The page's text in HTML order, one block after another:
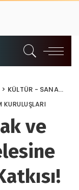
> KÜLTÜR - SANAT >
ve